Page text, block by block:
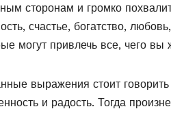
сторонам и громко
счастье, богатство,
могут привлечь все, чего вы
выражения стоит
и радость. Тогда